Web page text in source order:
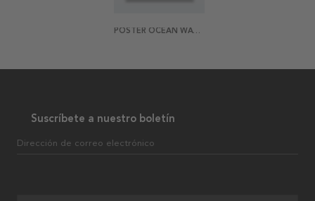
POSTER OCEAN WAVES SHAPES
Suscríbete a nuestro boletín
Dirección de correo electrónico